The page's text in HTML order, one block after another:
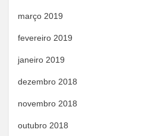
março 2019
fevereiro 2019
janeiro 2019
dezembro 2018
novembro 2018
outubro 2018